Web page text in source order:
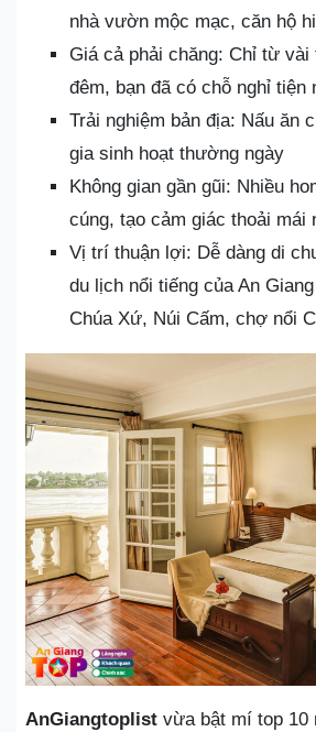
nhà vườn mộc mạc, căn hộ
Giá cả phải chăng: Chỉ từ vài
đêm, bạn đã có chỗ nghỉ tiện
Trải nghiệm bản địa: Nấu ăn
gia sinh hoạt thường ngày
Không gian gần gũi: Nhiều
cúng, tạo cảm giác thoải mái
Vị trí thuận lợi: Dễ dàng di
du lịch nổi tiếng của An
Chúa Xứ, Núi Cấm, chợ nổi
AnGiangtoplist vừa bật mí top 10